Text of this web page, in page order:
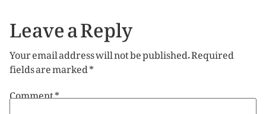
Leave a Reply
Your email address will not be published.Required
fields are marked*
Comment*